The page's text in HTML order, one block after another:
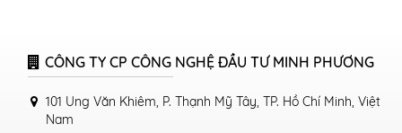
CÔNG TY CP CÔNG NGHỆ ĐẦU TƯ MINH PHƯƠNG
101 Ung Văn Khiêm, P. Thạnh Mỹ Tây, TP. Hồ Chí Minh, Việt
Nam